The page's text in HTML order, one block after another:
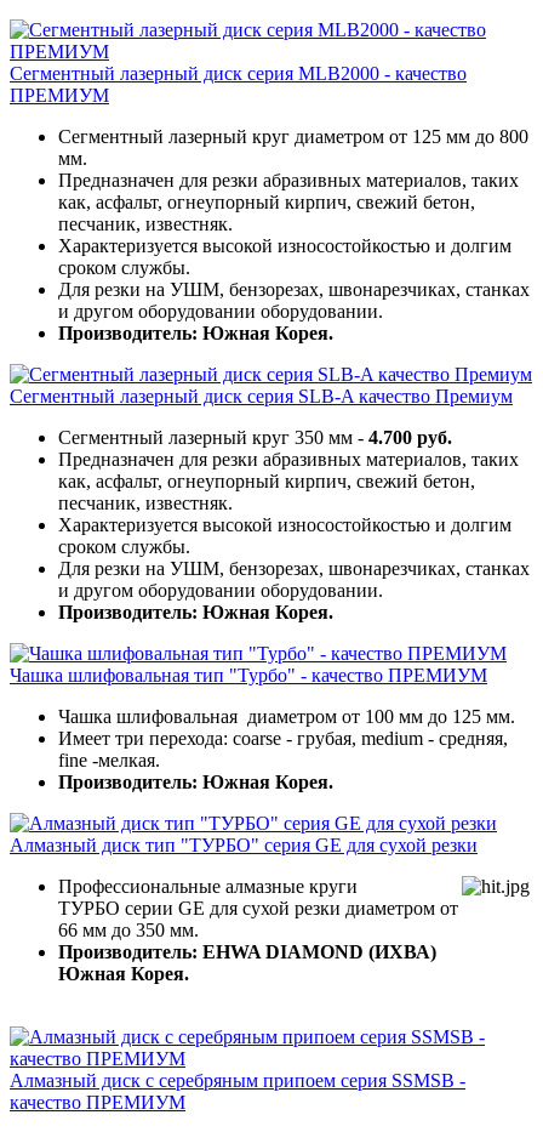
Сегментный лазерный диск серия MLB2000 - качество
ПРЕМИУМ
Сегментный лазерный круг диаметром от 125 мм до 800
мм.
Предназначен для резки абразивных материалов, таких
как, асфальт, огнеупорный кирпич, свежий бетон,
песчаник, известняк.
Характеризуется высокой износостойкостью и долгим
сроком службы.
Для резки на УШМ, бензорезах, швонарезчиках, станках
и другом оборудовании оборудовании.
Производитель: Южная Корея.
Сегментный лазерный диск серия SLB-A качество Премиум
Сегментный лазерный круг 350 мм - 4.700 руб.
Предназначен для резки абразивных материалов, таких
как, асфальт, огнеупорный кирпич, свежий бетон,
песчаник, известняк.
Характеризуется высокой износостойкостью и долгим
сроком службы.
Для резки на УШМ, бензорезах, швонарезчиках, станках
и другом оборудовании оборудовании.
Производитель: Южная Корея.
Чашка шлифовальная тип "Турбо" - качество ПРЕМИУМ
Чашка шлифовальная диаметром от 100 мм до 125 мм.
Имеет три перехода: coarse - грубая, medium - средняя,
fine -мелкая.
Производитель: Южная Корея.
Алмазный диск тип "ТУРБО" серия GE для сухой резки
Профессиональные алмазные круги
ТУРБО серии GE для сухой резки диаметром от
66 мм до 350 мм.
Производитель: EHWA DIAMOND (ИХВА)
Южная Корея.
Алмазный диск с серебряным припоем серия SSMSB -
качество ПРЕМИУМ